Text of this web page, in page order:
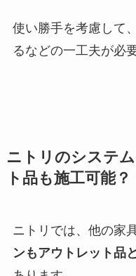
使い勝手を考慮して
るなどの一工夫が必
ニトリのシステ
ト品も施工可能？
ニトリでは、他の家
ンもアウトレット品